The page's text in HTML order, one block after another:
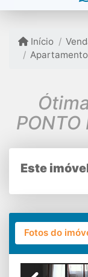
Início
Apartamento
PONTO
Este
Fotos do